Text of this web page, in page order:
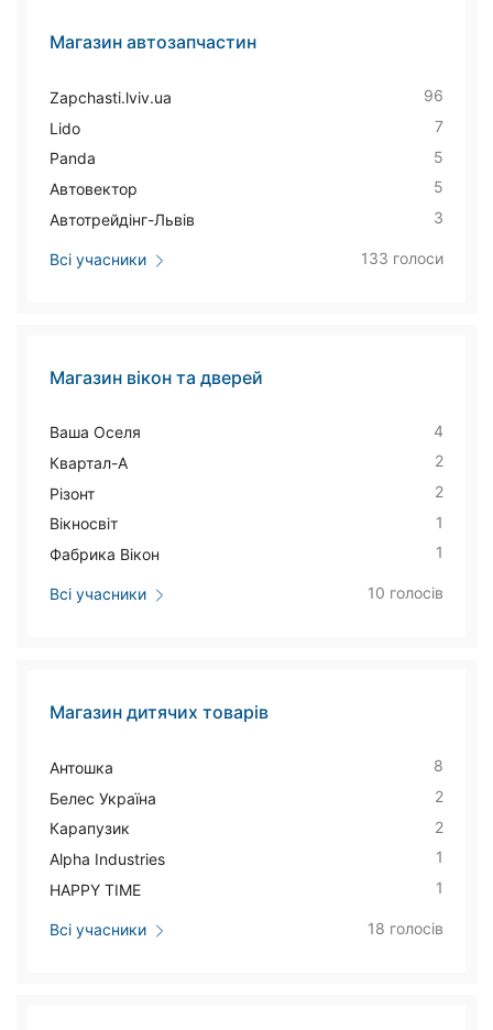
Магазин автозапчастин
Zapchasti.lviv.ua
96
Lido
7
Panda
5
Автовектор
5
Автотрейдінг-Львів
3
Всі учасники 133 голоси
Магазин вікон та дверей
Ваша Оселя
4
Квартал-А
2
Різонт
2
Вікносвіт
1
Фабрика Вікон
1
Всі учасники 10 голосів
Магазин дитячих товарів
Антошка
8
Белес Україна
2
Карапузик
2
Alpha Industries
1
HAPPY TIME
1
Всі учасники 18 голосів